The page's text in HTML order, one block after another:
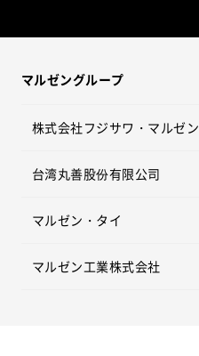
マルゼングループ
株式会社フジサワ・マルゼン
台湾丸善股份有限公司
マルゼン・タイ
マルゼン工業株式会社